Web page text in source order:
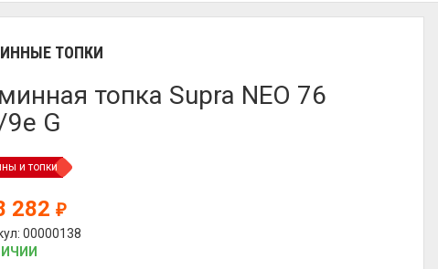
ТОПКИ
топка Supra NEO 76
G
и топки
282₽
00000138